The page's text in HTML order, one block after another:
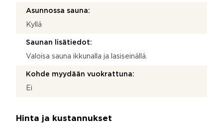
Asunnossa sauna:
Kyllä
Saunan lisätiedot:
Valoisa sauna ikkunalla ja lasiseinällä.
Kohde myydään vuokrattuna:
Ei
Hinta ja kustannukset